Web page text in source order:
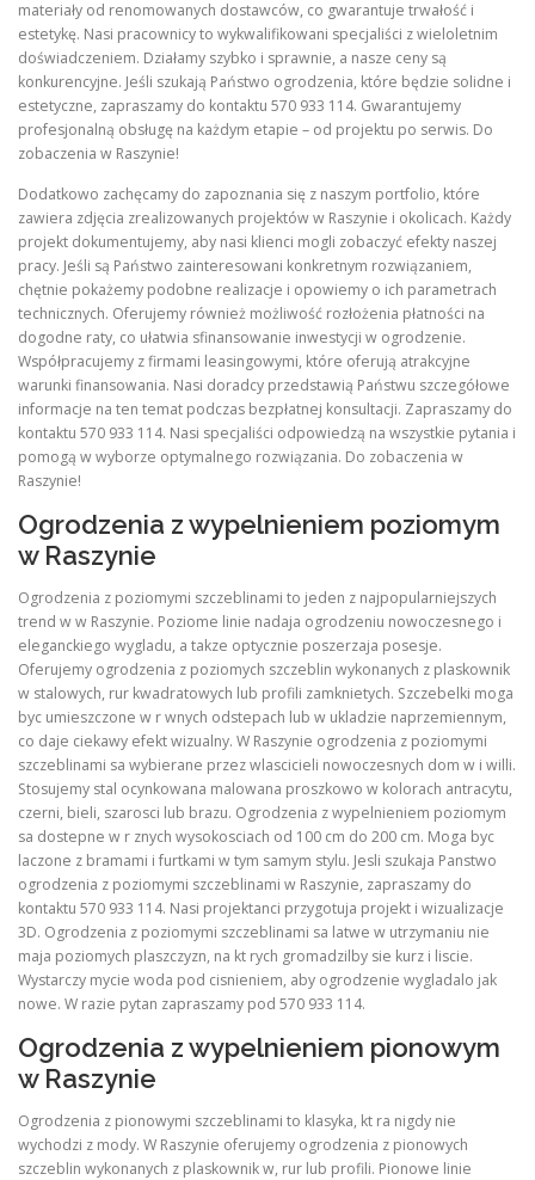
materiały od renomowanych dostawców, co gwarantuje trwałość i
estetykę. Nasi pracownicy to wykwalifikowani specjaliści z wieloletnim
doświadczeniem. Działamy szybko i sprawnie, a nasze ceny są
konkurencyjne. Jeśli szukają Państwo ogrodzenia, które będzie solidne i
estetyczne, zapraszamy do kontaktu 570 933 114. Gwarantujemy
profesjonalną obsługę na każdym etapie – od projektu po serwis. Do
zobaczenia w Raszynie!
Dodatkowo zachęcamy do zapoznania się z naszym portfolio, które
zawiera zdjęcia zrealizowanych projektów w Raszynie i okolicach. Każdy
projekt dokumentujemy, aby nasi klienci mogli zobaczyć efekty naszej
pracy. Jeśli są Państwo zainteresowani konkretnym rozwiązaniem,
chętnie pokażemy podobne realizacje i opowiemy o ich parametrach
technicznych. Oferujemy również możliwość rozłożenia płatności na
dogodne raty, co ułatwia sfinansowanie inwestycji w ogrodzenie.
Współpracujemy z firmami leasingowymi, które oferują atrakcyjne
warunki finansowania. Nasi doradcy przedstawią Państwu szczegółowe
informacje na ten temat podczas bezpłatnej konsultacji. Zapraszamy do
kontaktu 570 933 114. Nasi specjaliści odpowiedzą na wszystkie pytania i
pomogą w wyborze optymalnego rozwiązania. Do zobaczenia w
Raszynie!
Ogrodzenia z wypelnieniem poziomym
w Raszynie
Ogrodzenia z poziomymi szczeblinami to jeden z najpopularniejszych
trend w w Raszynie. Poziome linie nadaja ogrodzeniu nowoczesnego i
eleganckiego wygladu, a takze optycznie poszerzaja posesje.
Oferujemy ogrodzenia z poziomych szczeblin wykonanych z plaskownik
w stalowych, rur kwadratowych lub profili zamknietych. Szczebelki moga
byc umieszczone w r wnych odstepach lub w ukladzie naprzemiennym,
co daje ciekawy efekt wizualny. W Raszynie ogrodzenia z poziomymi
szczeblinami sa wybierane przez wlascicieli nowoczesnych dom w i willi.
Stosujemy stal ocynkowana malowana proszkowo w kolorach antracytu,
czerni, bieli, szarosci lub brazu. Ogrodzenia z wypelnieniem poziomym
sa dostepne w r znych wysokosciach od 100 cm do 200 cm. Moga byc
laczone z bramami i furtkami w tym samym stylu. Jesli szukaja Panstwo
ogrodzenia z poziomymi szczeblinami w Raszynie, zapraszamy do
kontaktu 570 933 114. Nasi projektanci przygotuja projekt i wizualizacje
3D. Ogrodzenia z poziomymi szczeblinami sa latwe w utrzymaniu nie
maja poziomych plaszczyzn, na kt rych gromadzilby sie kurz i liscie.
Wystarczy mycie woda pod cisnieniem, aby ogrodzenie wygladalo jak
nowe. W razie pytan zapraszamy pod 570 933 114.
Ogrodzenia z wypelnieniem pionowym
w Raszynie
Ogrodzenia z pionowymi szczeblinami to klasyka, kt ra nigdy nie
wychodzi z mody. W Raszynie oferujemy ogrodzenia z pionowych
szczeblin wykonanych z plaskownik w, rur lub profili. Pionowe linie